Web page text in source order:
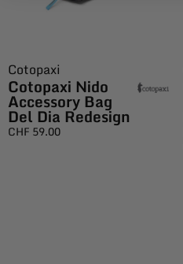
Cotopaxi
Cotopaxi Nido
Accessory Bag
Del Dia Redesign
CHF 59.00